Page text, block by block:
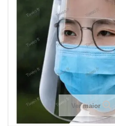
Ver maior